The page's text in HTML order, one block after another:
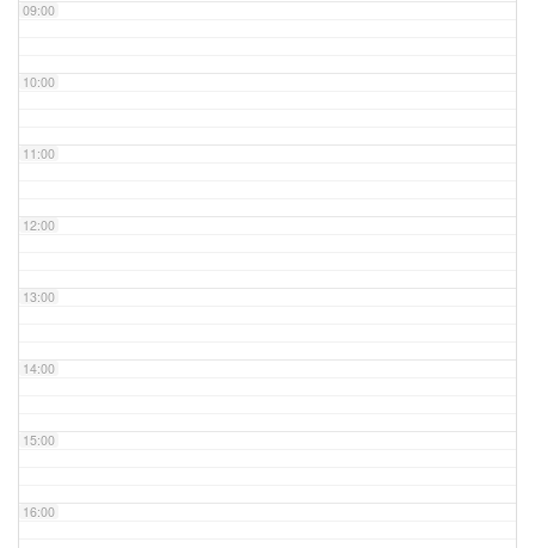
09:00
10:00
11:00
12:00
13:00
14:00
15:00
16:00